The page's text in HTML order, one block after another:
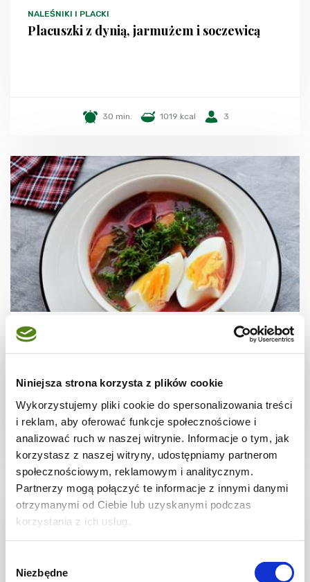
Niniejsza strona korzysta z plików cookie
Wykorzystujemy pliki cookie do spersonalizowania treści
i reklam, aby oferować funkcje społecznościowe i
analizować ruch w naszej witrynie. Informacje o tym, jak
korzystasz z naszej witryny, udostępniamy partnerom
społecznościowym, reklamowym i analitycznym.
Partnerzy mogą połączyć te informacje z innymi danymi
otrzymanymi od Ciebie lub uzyskanymi podczas
korzystania z ich usług.
zgody
Niezbędne
NALEŚNIKI I PLACKI
Placuszki z dynią, jarmużem i soczewicą
30 min. 1019 kcal 3
ZUPY
Zupa z botwinki
2 godz. 852 kcal 8